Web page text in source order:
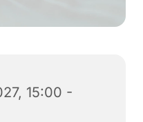
15:00 -